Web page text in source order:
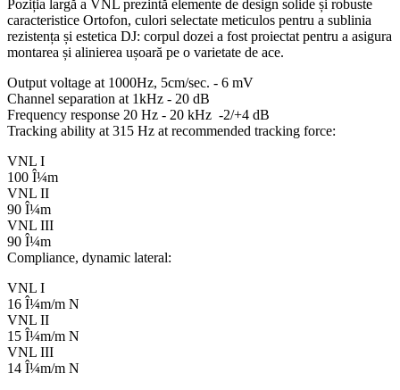
Poziția largă a VNL prezintă elemente de design solide și robuste
caracteristice Ortofon, culori selectate meticulos pentru a sublinia
rezistența și estetica DJ: corpul dozei a fost proiectat pentru a asigura
montarea și alinierea ușoară pe o varietate de ace.
Output voltage at 1000Hz, 5cm/sec. - 6 mV
Channel separation at 1kHz - 20 dB
Frequency response 20 Hz - 20 kHz -2/+4 dB
Tracking ability at 315 Hz at recommended tracking force:
VNL I
100 Î¼m
VNL II
90 Î¼m
VNL III
90 Î¼m
Compliance, dynamic lateral:
VNL I
16 Î¼m/m N
VNL II
15 Î¼m/m N
VNL III
14 Î¼m/m N